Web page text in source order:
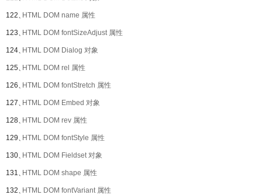
122、HTML DOM name 属性
123、HTML DOM fontSizeAdjust 属性
124、HTML DOM Dialog 对象
125、HTML DOM rel 属性
126、HTML DOM fontStretch 属性
127、HTML DOM Embed 对象
128、HTML DOM rev 属性
129、HTML DOM fontStyle 属性
130、HTML DOM Fieldset 对象
131、HTML DOM shape 属性
132、HTML DOM fontVariant 属性